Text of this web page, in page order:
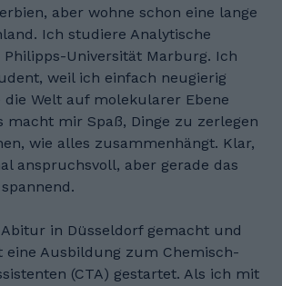
aber wohne schon eine lange
Ich studiere Analytische
Philipps-Universität Marburg. Ich
weil ich einfach neugierig
die Welt auf molekularer Ebene
macht mir Spaß, Dinge zu zerlegen
wie alles zusammenhängt. Klar,
anspruchsvoll, aber gerade das
in Düsseldorf gemacht und
eine Ausbildung zum Chemisch-
(CTA) gestartet. Als ich mit